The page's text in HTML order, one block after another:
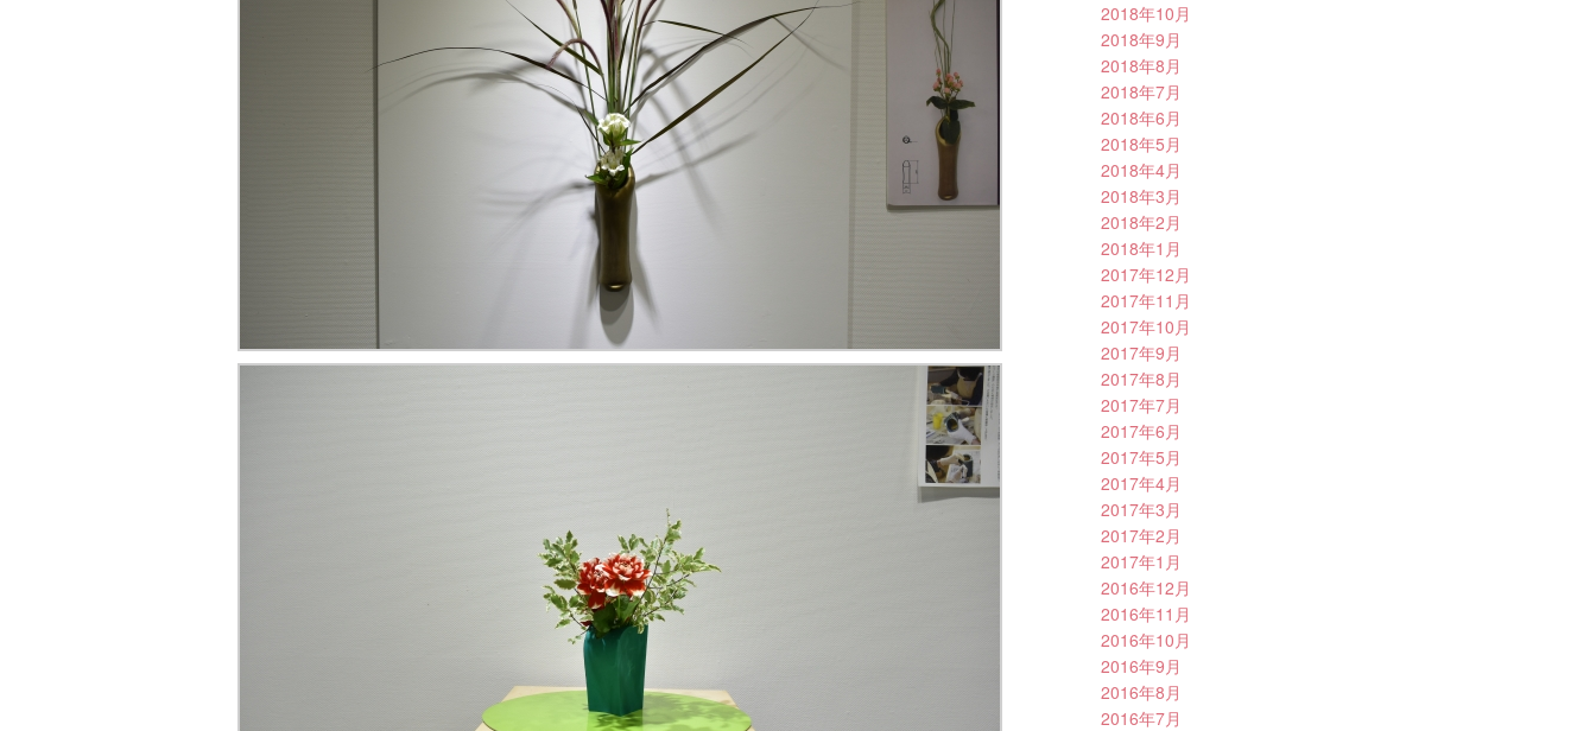
2018年10月
2018年9月
2018年8月
2018年7月
2018年6月
2018年5月
2018年4月
2018年3月
2018年2月
2018年1月
2017年12月
2017年11月
2017年10月
2017年9月
2017年8月
2017年7月
2017年6月
2017年5月
2017年4月
2017年3月
2017年2月
2017年1月
2016年12月
2016年11月
2016年10月
2016年9月
2016年8月
2016年7月